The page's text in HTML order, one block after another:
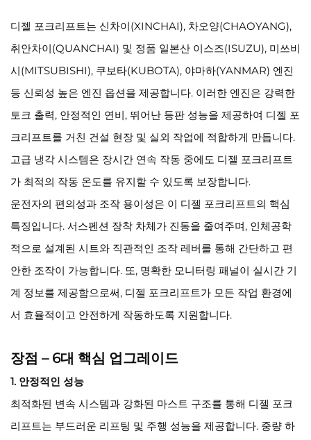
디젤 포크리프트는 신차이(XINCHAI), 차오양(CHAOYANG),
취안차이(QUANCHAI) 및 정품 일본산 이스즈(ISUZU), 미쓰비
시(MITSUBISHI), 쿠보타(KUBOTA), 야마하(YANMAR) 엔진
등 신뢰성 높은 엔진 옵션을 제공합니다. 이러한 엔진은 강력한
토크 출력, 안정적인 연비, 뛰어난 등판 성능을 제공하여 디젤 포
크리프트를 거친 건설 현장 및 실외 작업에 적합하게 만듭니다.
고급 냉각 시스템은 장시간 연속 작동 중에도 디젤 포크리프트
가 최적의 작동 온도를 유지할 수 있도록 보장합니다.
운전자의 편의성과 조작 용이성은 이 디젤 포크리프트의 핵심
특징입니다. 서스펜션 장착 차체가 진동을 줄여주며, 인체공학
적으로 설계된 시트와 직관적인 조작 레버를 통해 간단하고 편
안한 조작이 가능합니다. 또, 명확한 모니터링 패널이 실시간 기
계 정보를 제공함으로써, 디젤 포크리프트가 모든 작업 환경에
서 효율적이고 안전하게 작동하도록 지원합니다.
장점 – 6대 핵심 업그레이드
1. 안정적인 성능
최적화된 변속 시스템과 강화된 마스트 구조를 통해 디젤 포크
리프트는 부드러운 리프팅 및 주행 성능을 제공합니다. 중량 하